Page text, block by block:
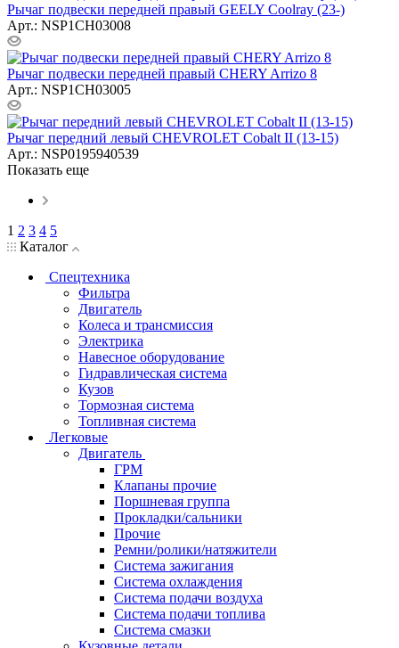
Рычаг подвески передней правый GEELY Coolray (23-)
Арт.: NSP1CH03008
Рычаг подвески передней правый CHERY Arrizo 8
Арт.: NSP1CH03005
Рычаг передний левый CHEVROLET Cobalt II (13-15)
Арт.: NSP0195940539
Показать еще
1 2 3 4 5
Каталог
Спецтехника
Фильтра
Двигатель
Колеса и трансмиссия
Электрика
Навесное оборудование
Гидравлическая система
Кузов
Тормозная система
Топливная система
Легковые
Двигатель
ГРМ
Клапаны прочие
Поршневая группа
Прокладки/сальники
Прочие
Ремни/ролики/натяжители
Система зажигания
Система охлаждения
Система подачи воздуха
Система подачи топлива
Система смазки